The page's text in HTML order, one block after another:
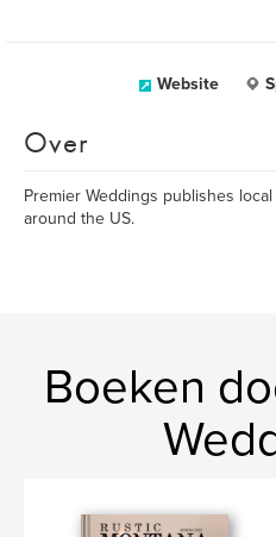
Website
Over
Premier Weddings publishes
around the US.
Boeken